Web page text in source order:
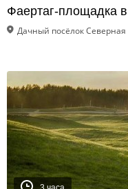
Фаертаг-площадка
Дачный посёлок